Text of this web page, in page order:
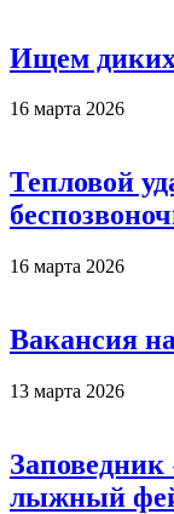
Ищем
16 марта 2026
Тепловой
16 марта 2026
Вакансия
13 марта 2026
лыжный